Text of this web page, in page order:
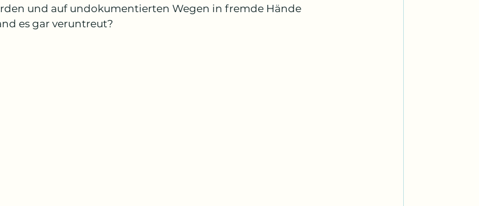
und auf undokumentierten Wegen in fremde Hände
es gar veruntreut?